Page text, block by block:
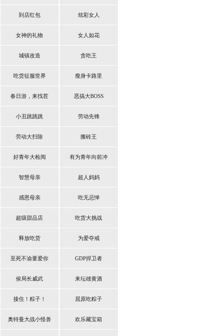
到店红包 炫彩女人
女神的礼物 女人如花
城镇改造 贪吃王
吃货征服世界 瘦身卡路里
春日游，来找茬 恶搞大BOSS
小丑跳跳跳 劳动先锋
劳动大扫除 搬砖王
好青年大检阅 有为青年向前冲
智慧母亲 超人妈妈
感恩母亲 吃无忌惮
超级甜品店 吃货大挑战
释放吃货 为爱夺戒
至死不渝要爱你 GDP捍卫者
侯局长威武 来坛雄黄酒
接住！粽子！ 屈原吃粽子
奥特曼大战小怪兽 欢乐藏宝箱